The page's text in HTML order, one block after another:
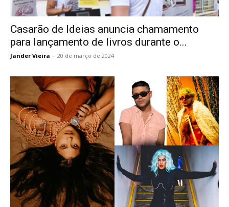
Casarão de Ideias anuncia chamamento
para lançamento de livros durante o...
Jander Vieira - 20 de março de 2024